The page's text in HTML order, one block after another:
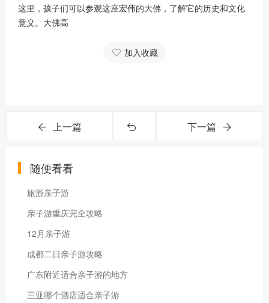
这里，孩子们可以参观这座宏伟的大佛，了解它的历史和文化
意义。大佛高
加入收藏
上一篇 下一篇
随便看看
旅游亲子游
亲子游重庆完全攻略
12月亲子游
成都二日亲子游攻略
广东附近适合亲子游的地方
三亚哪个酒店适合亲子游